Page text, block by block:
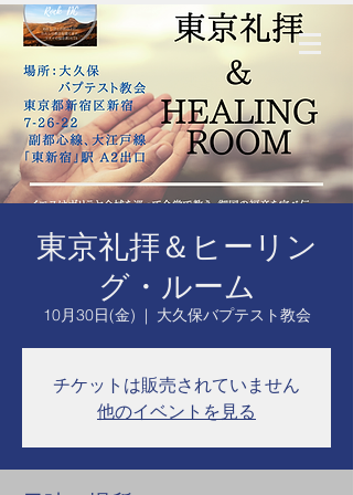
東京礼拝＆ヒーリン
グ・ルーム
10月30日(金)
  |
大久保バプテスト教会
チケットは販売されていません
他のイベントを見る